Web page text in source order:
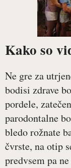
Kako so
Ne gre za
bodisi zdrave
pordele,
parodontalne
bledo rožnate
čvrste, na otip
predvsem pa